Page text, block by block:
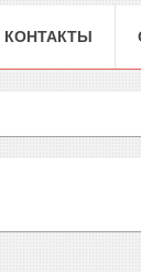
КОНТАКТЫ